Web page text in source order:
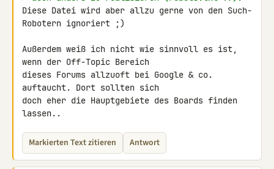
Diese Datei wird aber allzu gerne von den Such-
Robotern ignoriert ;)
Außerdem weiß ich nicht wie sinnvoll es ist,
wenn der Off-Topic Bereich
dieses Forums allzuoft bei Google & co.
auftaucht. Dort sollten sich
doch eher die Hauptgebiete des Boards finden
lassen..
Markierten Text zitieren Antwort